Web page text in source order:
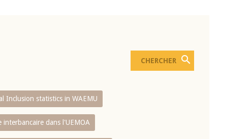
Inclusion statistics in WAEMU
dans l'UEMOA